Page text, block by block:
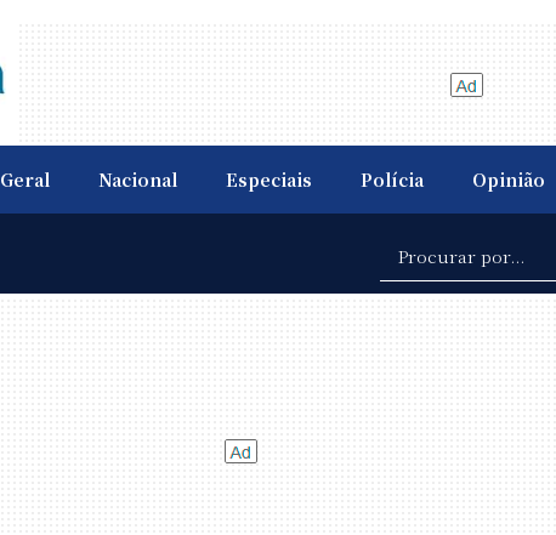
Geral Nacional Especiais Polícia Opinião